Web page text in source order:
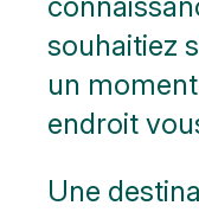
souhaitiez
un
endroit
Une